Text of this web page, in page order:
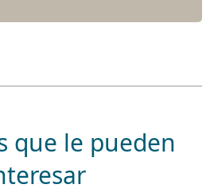
que le pueden